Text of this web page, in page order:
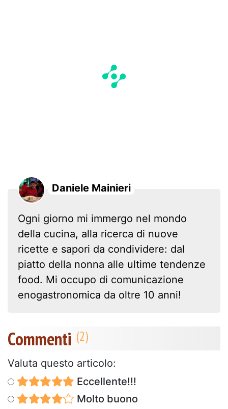
Daniele Mainieri
Ogni giorno mi immergo nel mondo
della cucina, alla ricerca di nuove
ricette e sapori da condividere: dal
piatto della nonna alle ultime tendenze
food. Mi occupo di comunicazione
enogastronomica da oltre 10 anni!
Commenti
Valuta questo articolo:
Eccellente!!!
Molto buono